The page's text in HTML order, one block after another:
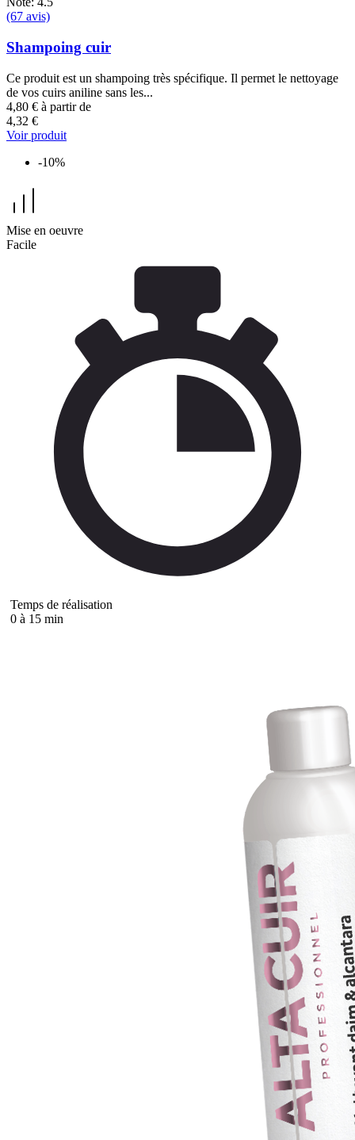
(67 avis)
Shampoing cuir
Ce produit est un shampoing très spécifique. Il permet le nettoyage
de vos cuirs aniline sans les...
4,80 € à partir de
4,32 €
Voir produit
-10%
Mise en oeuvre
Facile
Temps de réalisation
0 à 15 min